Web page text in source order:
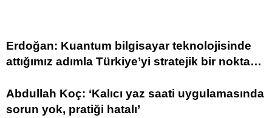
Erdoğan: Kuantum bilgisayar teknolojisinde
attığımız adımla Türkiye’yi stratejik bir noktaya
Abdullah Koç: ‘Kalıcı yaz saati uygulamasında
sorun yok, pratiği hatalı’